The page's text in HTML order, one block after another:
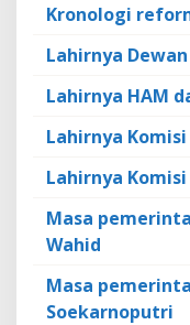
Kronologi
Lahirnya
Lahirnya HAM
Lahirnya
Lahirnya
Masa
Wahid
Masa
Soekarnoputri